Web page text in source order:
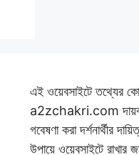
এই ওয়েবসাইটে তথ্যের
a2zchakri.com
গবেষণা করা দর্শনার্থীর
উপায়ে ওয়েবসাইটে